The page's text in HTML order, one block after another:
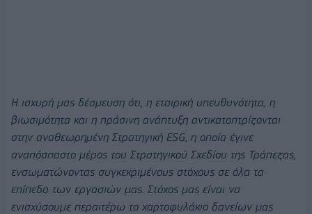
Η ισχυρή μας δέσμευση ότι, η εταιρική υπευθυνότητα, η
βιωσιμότητα και η πράσινη ανάπτυξη αντικατοπτρίζονται
στην αναθεωρημένη Στρατηγική ESG, η οποία έγινε
αναπόσπαστο μέρος του Στρατηγικού Σχεδίου της Τράπεζας,
ενσωματώνοντας συγκεκριμένους στόχους σε όλα τα
επίπεδα των εργασιών μας. Στόχος μας είναι να
ενισχύσουμε περαιτέρω το χαρτοφυλάκιο δανείων μας